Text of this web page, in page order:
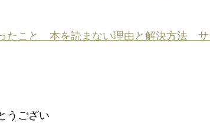
たこと　本を読まない理由と解決方法　
うござい